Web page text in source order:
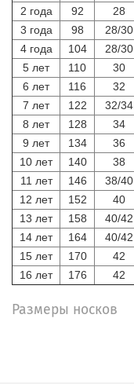
2 года
92 28
3 года
98 28/30
4 года
104 28/30
5 лет
110 30
6 лет
116 32
7 лет
122 32/34
8 лет
128 34
9 лет
134 36
10 лет
140 38
11 лет
146 38/40
12 лет
152 40
13 лет
158 40/42
14 лет
164 40/42
15 лет
170 42
16 лет
176 42
Размеры носков